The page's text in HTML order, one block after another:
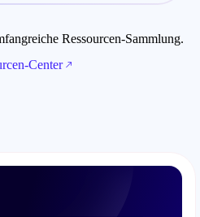
Ressourcen-Sammlung.
Center